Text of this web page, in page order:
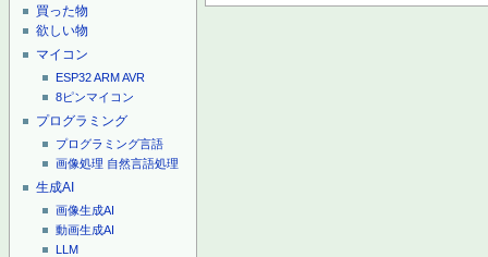
買った物
欲しい物
マイコン
ESP32ARMAVR
8ピンマイコン
プログラミング
プログラミング言語
画像処理 自然言語処理
生成AI
画像生成AI
動画生成AI
LLM